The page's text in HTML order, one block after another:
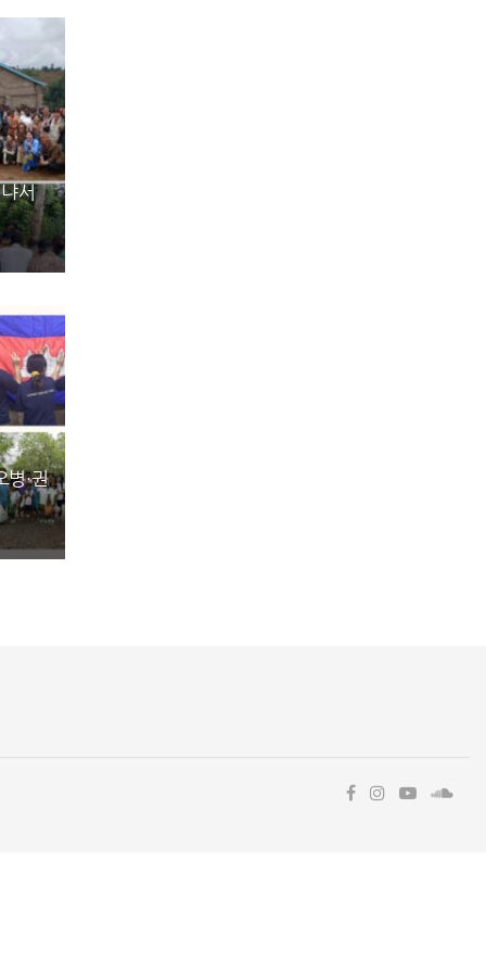
서
병·권